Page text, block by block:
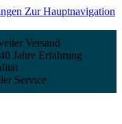
Zur Hauptnavigation
Versand
Jahre Erfahrung
Service